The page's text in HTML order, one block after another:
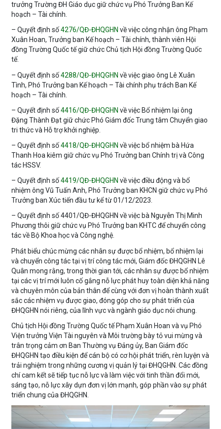
trưởng Trường ĐH Giáo dục giữ chức vụ Phó Trưởng Ban Kế
hoạch – Tài chính.
– Quyết định số4276/QĐ-ĐHQGHN về việc công nhận ông Phạm
Xuân Hoan, Trưởng ban Kế hoạch – Tài chính, thành viên Hội
đồng Trường Quốc tế giữ chức Chủ tịch Hội đồng Trường Quốc
tế.
– Quyết định số4288/QĐ-ĐHQGHN về việc giao ông Lê Xuân
Tình, Phó Trưởng ban Kế hoạch – Tài chính phụ trách Ban Kế
hoạch – Tài chính.
– Quyết định số4416/QĐ-ĐHQGHN về việc Bổ nhiệm lại ông
Đặng Thành Đạt giữ chức Phó Giám đốc Trung tâm Chuyển giao
tri thức và Hỗ trợ khởi nghiệp.
– Quyết định số4418/QĐ-ĐHQGHN về việc bổ nhiệm bà Hứa
Thanh Hoa kiêm giữ chức vụ Phó Trưởng ban Chính trị và Công
tác HSSV.
– Quyết định số4419/QĐ-ĐHQGHN về việc điều động và bổ
nhiệm ông Vũ Tuấn Anh, Phó Trưởng ban KHCN giữ chức vụ Phó
Trưởng ban Xúc tiến đầu tư kể từ 01/12/2023.
– Quyết định số 4401/QĐ-ĐHQGHN về việc bà Nguyễn Thị Minh
Phương thôi giữ chức vụ Phó Trưởng ban KHTC để chuyển công
tác về Bộ Khoa học và Công nghệ.
Phát biểu chúc mừng các nhân sự được bổ nhiệm, bổ nhiệm lại
và chuyển công tác tại vị trí công tác mới, Giám đốc ĐHQGHN Lê
Quân mong rằng, trong thời gian tới, các nhân sự được bổ nhiệm
tại các vị trí mới luôn cố gắng nỗ lực phát huy toàn diện khả năng
và chuyên môn của bản thân để cùng với đơn vị hoàn thành xuất
sắc các nhiệm vụ được giao, đóng góp cho sự phát triển của
ĐHQGHN nói riêng, của lĩnh vực và ngành giáo dục nói chung.
Chủ tịch Hội đồng Trường Quốc tế Phạm Xuân Hoan và vụ Phó
Viện trưởng Viện Tài nguyên và Môi trường bày tỏ vui mừng và
trân trọng cảm ơn Ban Thường vụ Đảng ủy, Ban Giám đốc
ĐHQGHN tạo điều kiện để cán bộ có cơ hội phát triển, rèn luyện và
trải nghiệm trong những cương vị quản lý tại ĐHQGHN. Các đồng
chí cam kết sẽ tiếp tục nỗ lực và làm việc với tinh thần đổi mới,
sáng tạo, nỗ lực xây dựn đơn vị lớn mạnh, góp phần vào sự phát
triển chung của ĐHQGHN.